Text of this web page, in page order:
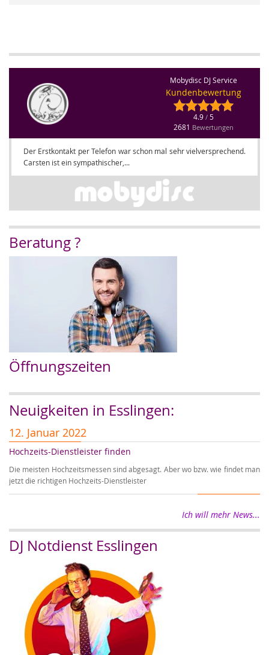
Mobydisc DJ Service
Kundenbewertung
4.9 / 5
2681 Bewertungen
Der Erstkontakt per Telefon war schon mal sehr vielversprechend.
Carsten ist ein sympathischer,...
Beratung ?
Öffnungszeiten
Neuigkeiten in Esslingen:
12. Januar 2022
Hochzeits-Dienstleister finden
Die meisten Hochzeitsmessen sind abgesagt. Aber wo bzw. wie findet man
jetzt die richtigen Hochzeits-Dienstleister
Ich will mehr News...
DJ Notdienst Esslingen